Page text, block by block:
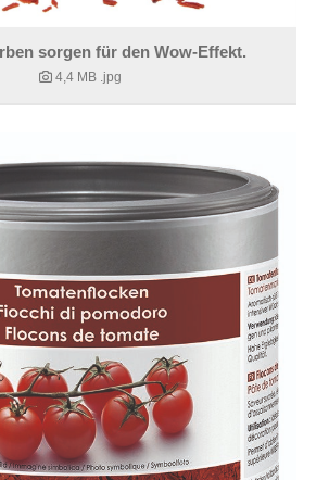
sorgen für den Wow-Effekt.
4,4 MB .jpg